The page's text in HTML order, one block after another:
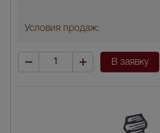
Условия продаж:
В заявку